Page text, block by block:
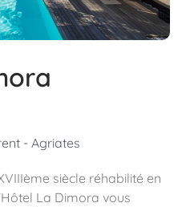
- Agriates
siècle réhabilité en
La Dimora vous